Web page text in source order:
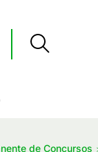
de Concursos